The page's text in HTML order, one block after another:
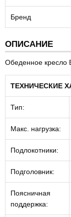
Бренд
ОПИСАНИЕ
Обеденное кресло
ТЕХНИЧЕСКИЕ
Тип:
Макс. нагрузка:
Подлокотники:
Подголовник:
Поясничная
поддержка: